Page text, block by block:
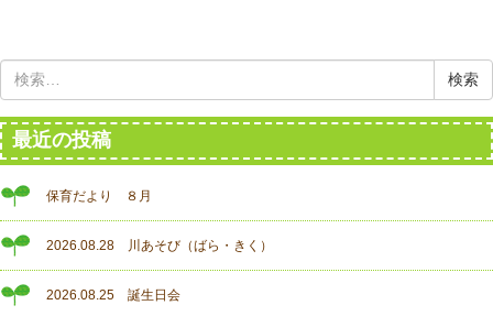
最近の投稿
保育だより ８月
2026.08.28 川あそび（ばら・きく）
2026.08.25 誕生日会